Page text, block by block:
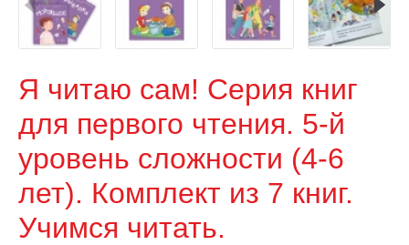
Я читаю сам! Серия книг
для первого чтения. 5-й
уровень сложности (4-6
лет). Комплект из 7 книг.
Учимся читать.